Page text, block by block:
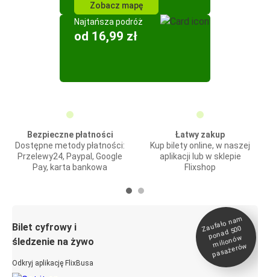
Zobacz mapę
Najtańsza podróż
od 16,99 zł
Bezpieczne płatności
Dostępne metody płatności:
Przelewy24, Paypal, Google
Pay, karta bankowa
Łatwy zakup
Kup bilety online, w naszej
aplikacji lub w sklepie
Flixshop
Bilet cyfrowy i
śledzenie na żywo
Odkryj aplikację FlixBusa
Zaufało na
m
ponad 500
milionó
w
pasażeró
w